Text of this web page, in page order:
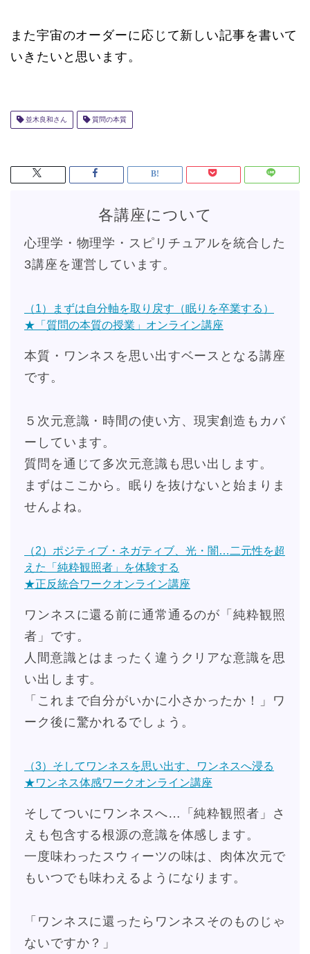
また宇宙のオーダーに応じて新しい記事を書いて
いきたいと思います。
並木良和さん 質問の本質
各講座について
心理学・物理学・スピリチュアルを統合した
3講座を運営しています。
（1）まずは自分軸を取り戻す（眠りを卒業する）
★「質問の本質の授業」オンライン講座
本質・ワンネスを思い出すベースとなる講座
です。
５次元意識・時間の使い方、現実創造もカバ
ーしています。
質問を通じて多次元意識も思い出します。
まずはここから。眠りを抜けないと始まりま
せんよね。
（2）ポジティブ・ネガティブ、光・闇…二元性を超
えた「純粋観照者」を体験する
★正反統合ワークオンライン講座
ワンネスに還る前に通常通るのが「純粋観照
者」です。
人間意識とはまったく違うクリアな意識を思
い出します。
「これまで自分がいかに小さかったか！」ワ
ーク後に驚かれるでしょう。
（3）そしてワンネスを思い出す、ワンネスへ浸る
★ワンネス体感ワークオンライン講座
そしてついにワンネスへ…「純粋観照者」さ
えも包含する根源の意識を体感します。
一度味わったスウィーツの味は、肉体次元で
もいつでも味わえるようになります。
「ワンネスに還ったらワンネスそのものじゃ
ないですか？」